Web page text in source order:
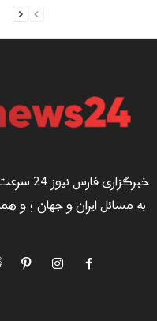
به مسائل ایران و جهان ؛ و